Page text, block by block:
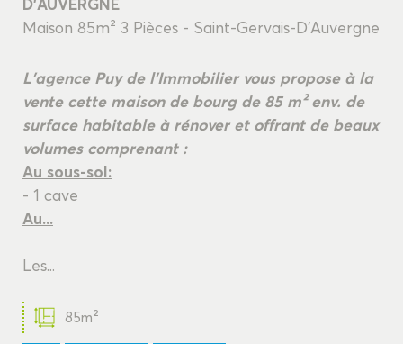
D'AUVERGNE
Maison 85m² 3 Pièces - Saint-Gervais-D'Auvergne
L'agence Puy de l'Immobilier vous propose à la
vente cette maison de bourg de 85 m² env. de
surface habitable à rénover et offrant de beaux
volumes comprenant :
Au sous-sol:
- 1 cave
Au...
Les...
85m²